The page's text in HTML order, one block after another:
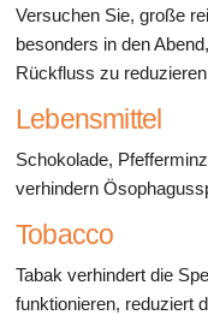
Versuchen Sie, große
besonders in den
Rückfluss zu
Lebensmittel
Schokolade,
verhindern
Tobacco
Tabak verhindert die
funktionieren, reduziert